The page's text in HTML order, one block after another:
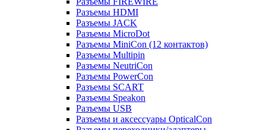
Разъемы HDMI
Разъемы JACK
Разъемы MicroDot
Разъемы MiniCon (12 контактов)
Разъемы Multipin
Разъемы NeutriCon
Разъемы PowerCon
Разъемы SCART
Разъемы Speakon
Разъемы USB
Разъемы и аксессуары OpticalCon